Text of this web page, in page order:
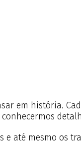
em história.
até mesmo os